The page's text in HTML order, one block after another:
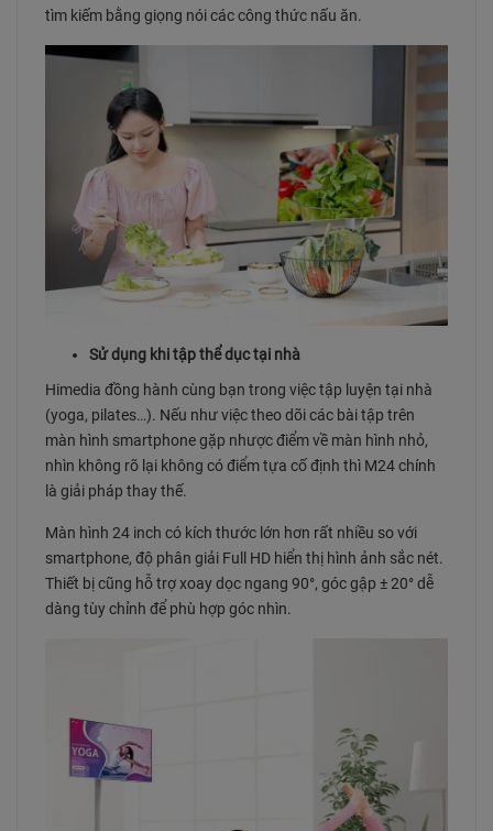
tìm kiếm bằng giọng nói các công thức nấu ăn.
Sử dụng khi tập thể dục tại nhà
Himedia đồng hành cùng bạn trong việc tập luyện tại nhà
(yoga, pilates…). Nếu như việc theo dõi các bài tập trên
màn hình smartphone gặp nhược điểm về màn hình nhỏ,
nhìn không rõ lại không có điểm tựa cố định thì M24 chính
là giải pháp thay thế.
Màn hình 24 inch có kích thước lớn hơn rất nhiều so với
smartphone, độ phân giải Full HD hiển thị hình ảnh sắc nét.
Thiết bị cũng hỗ trợ xoay dọc ngang 90°, góc gập ± 20° dễ
dàng tùy chỉnh để phù hợp góc nhìn.